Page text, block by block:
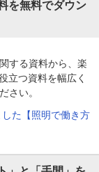
を無料でダウン
する資料から、楽
立つ資料を幅広く
さい。
た【照明で働き方